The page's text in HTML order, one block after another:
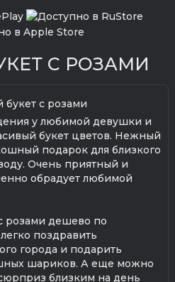
С РОЗАМИ
у любимой девушки и
букет цветов. Нежный
подарок для близкого
Очень приятный и
обрадует любимой
розами дешево по
поздравить
города и подарить
шариков. А еще можно
близким на день